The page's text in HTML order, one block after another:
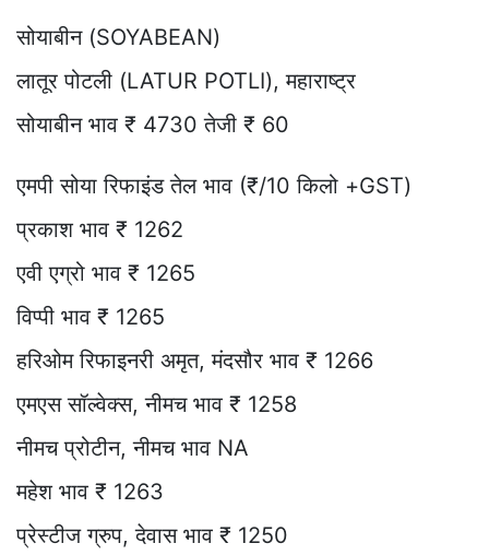
सोयाबीन (SOYABEAN)
लातूर पोटली (LATUR POTLI), महाराष्ट्र
सोयाबीन भाव ₹ 4730 तेजी ₹ 60
एमपी सोया रिफाइंड तेल भाव (₹/10 किलो +GST)
प्रकाश भाव ₹ 1262
एवी एग्रो भाव ₹ 1265
विप्पी भाव ₹ 1265
हरिओम रिफाइनरी अमृत, मंदसौर भाव ₹ 1266
एमएस सॉल्वेक्स, नीमच भाव ₹ 1258
नीमच प्रोटीन, नीमच भाव NA
महेश भाव ₹ 1263
प्रेस्टीज ग्रुप, देवास भाव ₹ 1250